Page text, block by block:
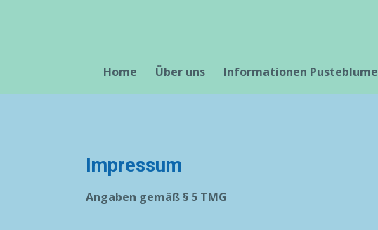
Home Über uns Informationen Pusteblume
Impressum
Angaben gemäß § 5 TMG